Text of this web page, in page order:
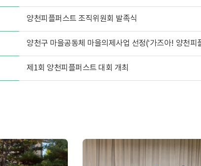
양천피플퍼스트 조직위원회 발족식
양천구 마을공동체 마을의제사업 선정(‘가즈아! 양천피
제1회 양천피플퍼스트 대회 개최